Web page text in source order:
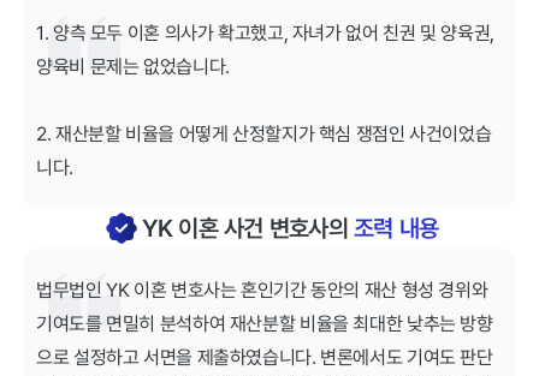
1. 양측 모두 이혼 의사가 확고했고, 자녀가 없어 친권 및 양육권,
양육비 문제는 없었습니다.
2. 재산분할 비율을 어떻게 산정할지가 핵심 쟁점인 사건이었습
니다.
YK 이혼 사건 변호사의조력 내용
법무법인 YK 이혼 변호사는 혼인기간 동안의 재산 형성 경위와
기여도를 면밀히 분석하여 재산분할 비율을 최대한 낮추는 방향
으로 설정하고 서면을 제출하였습니다. 변론에서도 기여도 판단